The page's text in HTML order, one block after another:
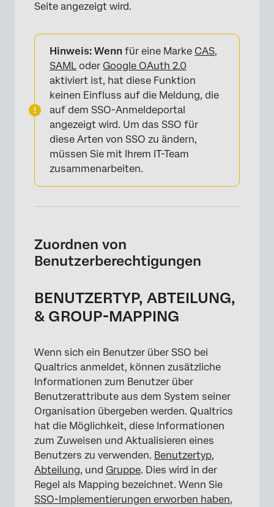
Seite angezeigt wird.
Hinweis: Wenn für eine Marke CAS,
SAML oder Google OAuth 2.0
aktiviert ist, hat diese Funktion
keinen Einfluss auf die Meldung, die
auf dem SSO-Anmeldeportal
angezeigt wird. Um das SSO für
diese Arten von SSO zu ändern,
müssen Sie mit Ihrem IT-Team
zusammenarbeiten.
Zuordnen von
Benutzerberechtigungen
BENUTZERTYP, ABTEILUNG,
& GROUP-MAPPING
Wenn sich ein Benutzer über SSO bei
Qualtrics anmeldet, können zusätzliche
Informationen zum Benutzer über
Benutzerattribute aus dem System seiner
Organisation übergeben werden. Qualtrics
hat die Möglichkeit, diese Informationen
zum Zuweisen und Aktualisieren eines
Benutzers zu verwenden. Benutzertyp,
Abteilung, und Gruppe. Dies wird in der
Regel als Mapping bezeichnet. Wenn Sie
SSO-Implementierungen erworben haben,